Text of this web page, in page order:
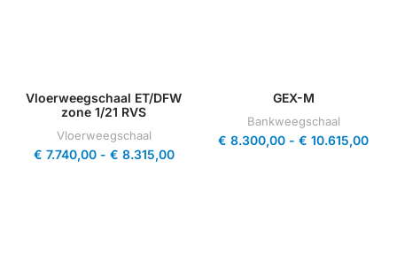
Vloerweegschaal ET/DFW
zone 1/21 RVS
Vloerweegschaal
€ 7.740,00 - € 8.315,00
GEX-M
Bankweegschaal
€ 8.300,00 - € 10.615,00